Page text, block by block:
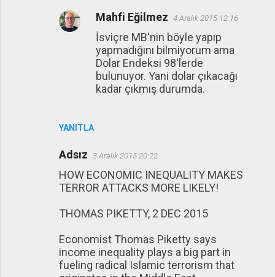
YANITLA
Mahfi Eğilmez 4 Aralık 2015 12:16
İsviçre MB'nin böyle yapıp
yapmadığını bilmiyorum ama
Dolar Endeksi 98'lerde
bulunuyor. Yani dolar çıkacağı
kadar çıkmış durumda.
Adsız 3 Aralık 2015 20:22
HOW ECONOMIC INEQUALITY MAKES
TERROR ATTACKS MORE LIKELY!
THOMAS PIKETTY, 2 DEC 2015
Economist Thomas Piketty says
income inequality plays a big part in
fueling radical Islamic terrorism that